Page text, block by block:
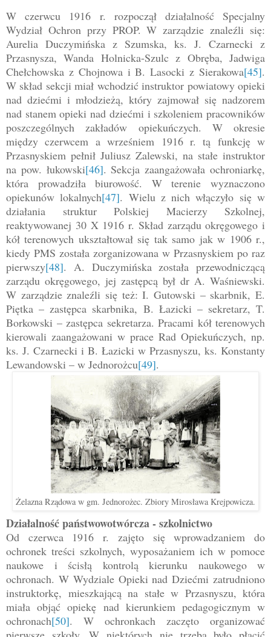
W czerwcu 1916 r. rozpoczął działalność Specjalny
Wydział Ochron przy PROP. W zarządzie znaleźli się:
Aurelia Duczymińska z Szumska, ks. J. Czarnecki z
Przasnysza, Wanda Holnicka-Szulc z Obręba, Jadwiga
Chełchowska z Chojnowa i B. Lasocki z Sierakowa[45].
W skład sekcji miał wchodzić instruktor powiatowy opieki
nad dziećmi i młodzieżą, który zajmował się nadzorem
nad stanem opieki nad dziećmi i szkoleniem pracowników
poszczególnych zakładów opiekuńczych. W okresie
między czerwcem a wrześniem 1916 r. tą funkcję w
Przasnyskiem pełnił Juliusz Zalewski, na stałe instruktor
na pow. łukowski[46]. Sekcja zaangażowała ochroniarkę,
która prowadziła biurowość. W terenie wyznaczono
opiekunów lokalnych[47]. Wielu z nich włączyło się w
działania struktur Polskiej Macierzy Szkolnej,
reaktywowanej 30 X 1916 r. Skład zarządu okręgowego i
kół terenowych ukształtował się tak samo jak w 1906 r.,
kiedy PMS została zorganizowana w Przasnyskiem po raz
pierwszy[48]. A. Duczymińska została przewodniczącą
zarządu okręgowego, jej zastępcą był dr A. Waśniewski.
W zarządzie znaleźli się też: I. Gutowski – skarbnik, E.
Piętka – zastępca skarbnika, B. Łazicki – sekretarz, T.
Borkowski – zastępca sekretarza. Pracami kół terenowych
kierowali zaangażowani w prace Rad Opiekuńczych, np.
ks. J. Czarnecki i B. Łazicki w Przasnyszu, ks. Konstanty
Lewandowski – w Jednorożcu[49].
Żelazna Rządowa w gm. Jednorożec. Zbiory Mirosława Krejpowicza.
Działalność państwowotwórcza - szkolnictwo
Od czerwca 1916 r. zajęto się wprowadzaniem do
ochronek treści szkolnych, wyposażaniem ich w pomoce
naukowe i ścisłą kontrolą kierunku naukowego w
ochronach. W Wydziale Opieki nad Dziećmi zatrudniono
instruktorkę, mieszkającą na stałe w Przasnyszu, która
miała objąć opiekę nad kierunkiem pedagogicznym w
ochronach[50]. W ochronkach zaczęto organizować